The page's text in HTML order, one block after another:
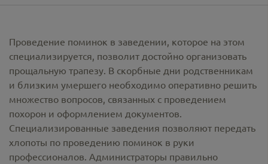
Проведение поминок в заведении, которое на этом
специализируется, позволит достойно организовать
прощальную трапезу. В скорбные дни родственникам
и близким умершего необходимо оперативно решить
множество вопросов, связанных с проведением
похорон и оформлением документов.
Специализированные заведения позволяют передать
хлопоты по проведению поминок в руки
профессионалов. Администраторы правильно